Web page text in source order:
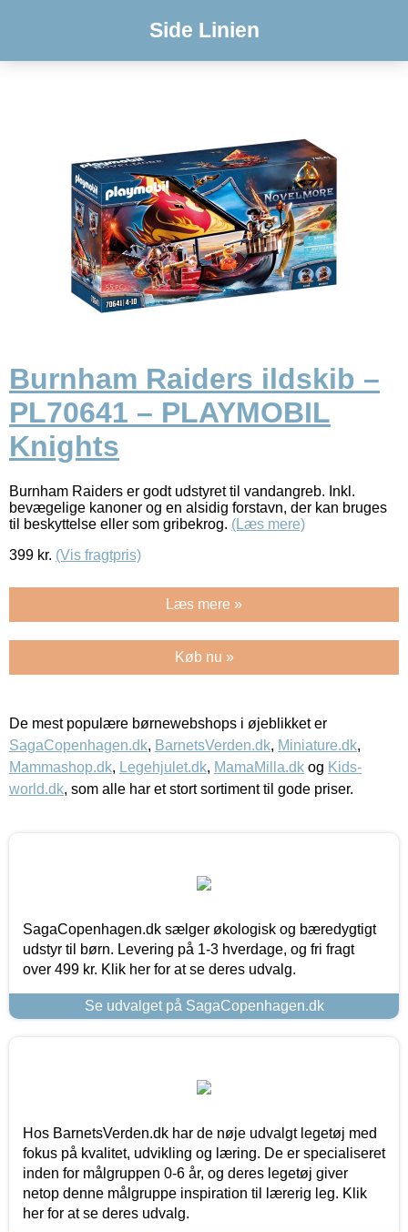
Side Linien
Burnham Raiders ildskib –
PL70641 – PLAYMOBIL
Knights
Burnham Raiders er godt udstyret til vandangreb. Inkl.
bevægelige kanoner og en alsidig forstavn, der kan bruges
til beskyttelse eller som gribekrog. (Læs mere)
399 kr. (Vis fragtpris)
Læs mere »
Køb nu »
De mest populære børnewebshops i øjeblikket er
SagaCopenhagen.dk, BarnetsVerden.dk, Miniature.dk,
Mammashop.dk, Legehjulet.dk, MamaMilla.dk og Kids-
world.dk, som alle har et stort sortiment til gode priser.
SagaCopenhagen.dk sælger økologisk og bæredygtigt
udstyr til børn. Levering på 1-3 hverdage, og fri fragt
over 499 kr. Klik her for at se deres udvalg.
Se udvalget på SagaCopenhagen.dk
Hos BarnetsVerden.dk har de nøje udvalgt legetøj med
fokus på kvalitet, udvikling og læring. De er specialiseret
inden for målgruppen 0-6 år, og deres legetøj giver
netop denne målgruppe inspiration til lærerig leg. Klik
her for at se deres udvalg.